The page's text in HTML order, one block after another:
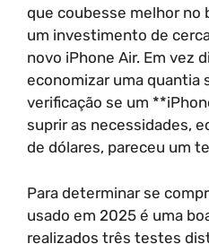
que coubesse melhor no
um investimento de
novo iPhone Air. Em vez
economizar uma quantia
verificação se um
suprir as necessidades,
de dólares, pareceu um
Para determinar se
usado em 2025 é uma
realizados três testes